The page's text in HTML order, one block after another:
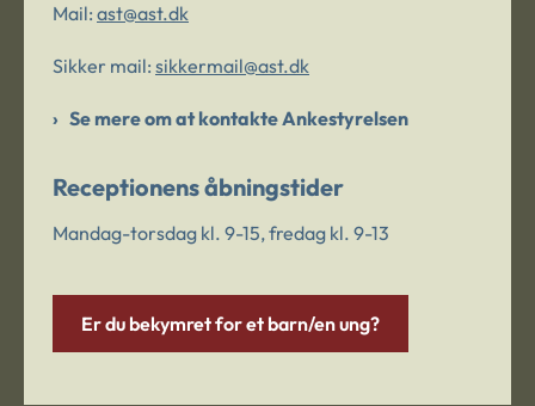
Mail: ast@ast.dk
Sikker mail: sikkermail@ast.dk
Se mere om at kontakte Ankestyrelsen
Receptionens åbningstider
Mandag-torsdag kl. 9-15, fredag kl. 9-13
Er du bekymret for et barn/en ung?